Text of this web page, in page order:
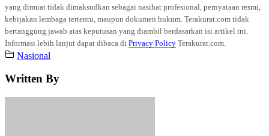
yang dimuat tidak dimaksudkan sebagai nasihat profesional, pernyataan resmi,
kebijakan lembaga tertentu, maupun dokumen hukum. Terakurat.com tidak
bertanggung jawab atas keputusan yang diambil berdasarkan isi artikel ini.
Informasi lebih lanjut dapat dibaca di Privacy Policy Terakurat.com.
Nasional
Written By